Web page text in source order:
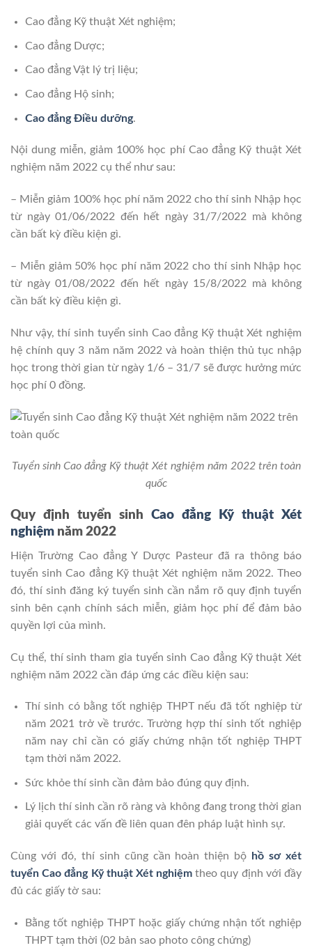
Cao đẳng Kỹ thuật Xét nghiệm;
Cao đẳng Dược;
Cao đẳng Vật lý trị liệu;
Cao đẳng Hộ sinh;
Cao đẳng Điều dưỡng.
Nội dung miễn, giảm 100% học phí Cao đẳng Kỹ thuật Xét
nghiệm năm 2022 cụ thể như sau:
– Miễn giảm 100% học phí năm 2022 cho thí sinh Nhập học
từ ngày 01/06/2022 đến hết ngày 31/7/2022 mà không
cần bất kỳ điều kiện gì.
– Miễn giảm 50% học phí năm 2022 cho thí sinh Nhập học
từ ngày 01/08/2022 đến hết ngày 15/8/2022 mà không
cần bất kỳ điều kiện gì.
Như vậy, thí sinh tuyển sinh Cao đẳng Kỹ thuật Xét nghiệm
hệ chính quy 3 năm năm 2022 và hoàn thiện thủ tục nhập
học trong thời gian từ ngày 1/6 – 31/7 sẽ được hưởng mức
học phí 0 đồng.
Tuyển sinh Cao đẳng Kỹ thuật Xét nghiệm năm 2022 trên toàn
quốc
Quy định tuyển sinh Cao đẳng Kỹ thuật Xét
nghiệm năm 2022
Hiện Trường Cao đẳng Y Dược Pasteur đã ra thông báo
tuyển sinh Cao đẳng Kỹ thuật Xét nghiệm năm 2022. Theo
đó, thí sinh đăng ký tuyển sinh cần nắm rõ quy định tuyển
sinh bên cạnh chính sách miễn, giảm học phí để đảm bảo
quyền lợi của mình.
Cụ thể, thí sinh tham gia tuyển sinh Cao đẳng Kỹ thuật Xét
nghiệm năm 2022 cần đáp ứng các điều kiện sau:
Thí sinh có bằng tốt nghiệp THPT nếu đã tốt nghiệp từ
năm 2021 trở về trước. Trường hợp thí sinh tốt nghiệp
năm nay chỉ cần có giấy chứng nhận tốt nghiệp THPT
tạm thời năm 2022.
Sức khỏe thí sinh cần đảm bảo đúng quy định.
Lý lịch thí sinh cần rõ ràng và không đang trong thời gian
giải quyết các vấn đề liên quan đên pháp luật hình sự.
Cùng với đó, thí sinh cũng cần hoàn thiện bộ
hồ sơ xét
tuyển Cao đẳng Kỹ thuật Xét nghiệm theo quy định với đầy
đủ các giấy tờ sau:
Bằng tốt nghiệp THPT hoặc giấy chứng nhận tốt nghiệp
THPT tạm thời (02 bản sao photo công chứng)